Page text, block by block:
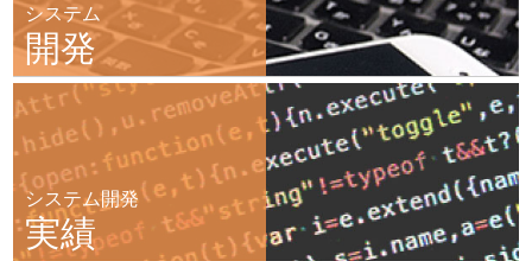
システム
開発
システム開発
実績